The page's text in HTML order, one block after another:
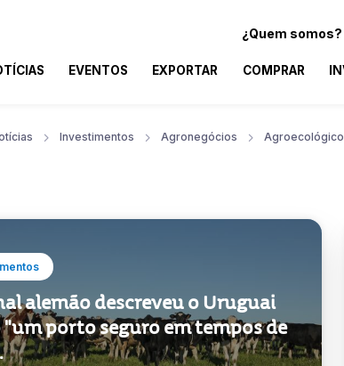
¿Quem somos?
EVENTOS EXPORTAR COMPRAR
Investimentos Agronegócios Agroecológico
alemão descreveu o Uruguai
porto seguro em tempos de